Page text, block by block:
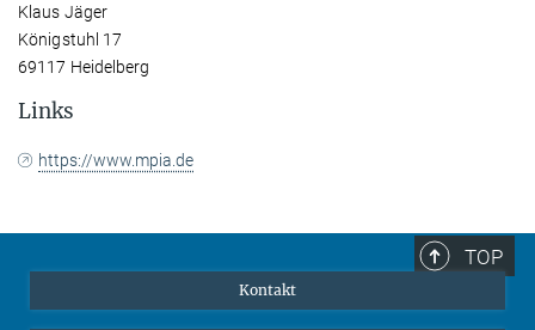
Klaus Jäger
Königstuhl 17
69117 Heidelberg
Links
https://www.mpia.de
TOP
Kontakt